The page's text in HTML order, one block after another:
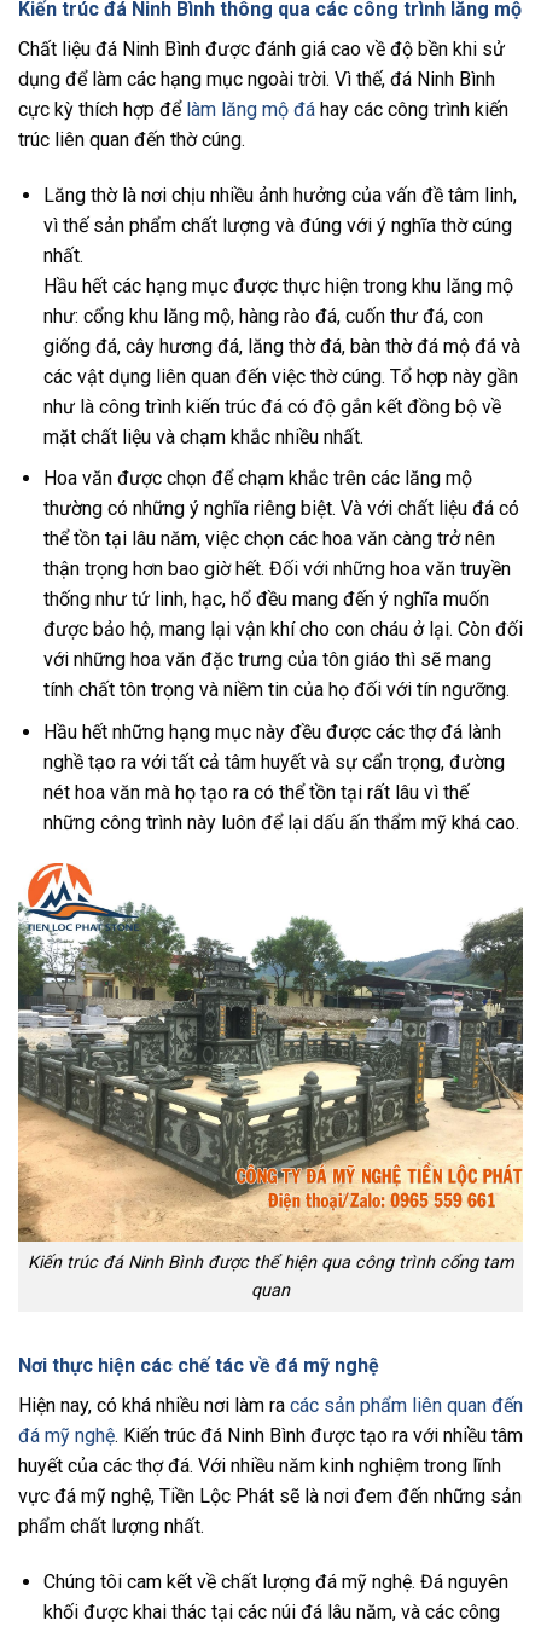
Kiến trúc đá Ninh Bình thông qua các công trình lăng mộ
Chất liệu đá Ninh Bình được đánh giá cao về độ bền khi sử
dụng để làm các hạng mục ngoài trời. Vì thế, đá Ninh Bình
cực kỳ thích hợp để làm lăng mộ đá hay các công trình kiến
trúc liên quan đến thờ cúng.
Lăng thờ là nơi chịu nhiều ảnh hưởng của vấn đề tâm linh,
vì thế sản phẩm chất lượng và đúng với ý nghĩa thờ cúng
nhất.
Hầu hết các hạng mục được thực hiện trong khu lăng mộ
như: cổng khu lăng mộ, hàng rào đá, cuốn thư đá, con
giống đá, cây hương đá, lăng thờ đá, bàn thờ đá mộ đá và
các vật dụng liên quan đến việc thờ cúng. Tổ hợp này gần
như là công trình kiến trúc đá có độ gắn kết đồng bộ về
mặt chất liệu và chạm khắc nhiều nhất.
Hoa văn được chọn để chạm khắc trên các lăng mộ
thường có những ý nghĩa riêng biệt. Và với chất liệu đá có
thể tồn tại lâu năm, việc chọn các hoa văn càng trở nên
thận trọng hơn bao giờ hết. Đối với những hoa văn truyền
thống như tứ linh, hạc, hổ đều mang đến ý nghĩa muốn
được bảo hộ, mang lại vận khí cho con cháu ở lại. Còn đối
với những hoa văn đặc trưng của tôn giáo thì sẽ mang
tính chất tôn trọng và niềm tin của họ đối với tín ngưỡng.
Hầu hết những hạng mục này đều được các thợ đá lành
nghề tạo ra với tất cả tâm huyết và sự cẩn trọng, đường
nét hoa văn mà họ tạo ra có thể tồn tại rất lâu vì thế
những công trình này luôn để lại dấu ấn thẩm mỹ khá cao.
Kiến trúc đá Ninh Bình được thể hiện qua công trình cổng tam
quan
Nơi thực hiện các chế tác về đá mỹ nghệ
Hiện nay, có khá nhiều nơi làm ra các sản phẩm liên quan đến
đá mỹ nghệ. Kiến trúc đá Ninh Bình được tạo ra với nhiều tâm
huyết của các thợ đá. Với nhiều năm kinh nghiệm trong lĩnh
vực đá mỹ nghệ, Tiền Lộc Phát sẽ là nơi đem đến những sản
phẩm chất lượng nhất.
Chúng tôi cam kết về chất lượng đá mỹ nghệ. Đá nguyên
khối được khai thác tại các núi đá lâu năm, và các công